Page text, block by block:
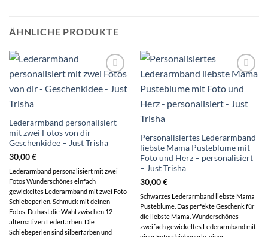
ÄHNLICHE PRODUKTE
Wunschliste
Lederarmband personalisiert
mit zwei Fotos von dir –
Geschenkidee – Just Trisha
30,00€
Lederarmband personalisiert mit zwei
Fotos Wunderschönes einfach
gewickeltes Lederarmband mit zwei Foto
Schiebeperlen. Schmuck mit deinen
Fotos. Du hast die Wahl zwischen 12
alternativen Lederfarben. Die
Schiebeperlen sind silberfarben und
Wunschliste
Personalisiertes Lederarmband
liebste Mama Pusteblume mit
Foto und Herz – personalisiert
– Just Trisha
30,00€
Schwarzes Lederarmband liebste Mama
Pusteblume. Das perfekte Geschenk für
die liebste Mama. Wunderschönes
zweifach gewickeltes Lederarmband mit